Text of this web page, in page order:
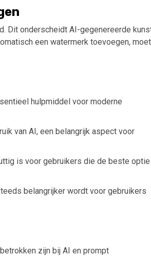
Dit onderscheidt AI-gegenereerde
een watermerk toevoegen, moet
hulpmiddel voor moderne
van AI, een belangrijk aspect voor
is voor gebruikers die de beste optie
belangrijker wordt voor gebruikers
zijn bij AI en prompt